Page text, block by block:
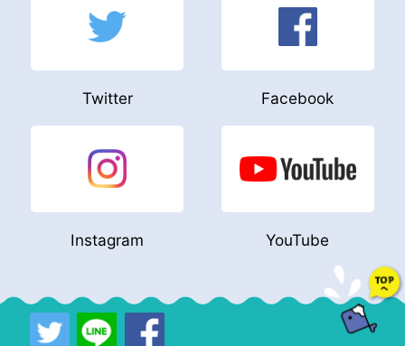
Twitter Facebook
Instagram YouTube